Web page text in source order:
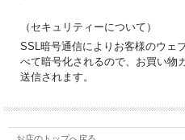
（セキュリティーについて）
SSL暗号通信によりお客様のウェ
べて暗号化されるので、お買い物
送信されます。